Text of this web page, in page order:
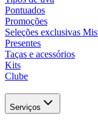
Pontuados
Promoções
Seleções exclusivas
Presentes
Taças e acessórios
Kits
Clube
Serviços